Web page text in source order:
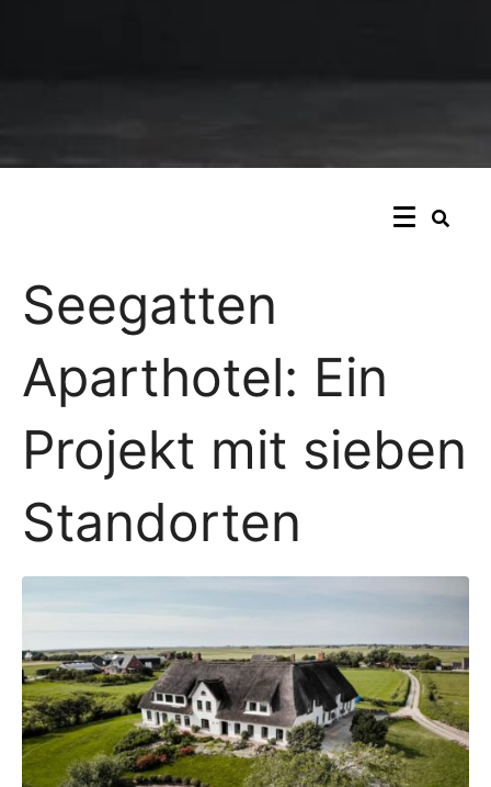
Seegatten
Aparthotel: Ein
Projekt mit sieben
Standorten